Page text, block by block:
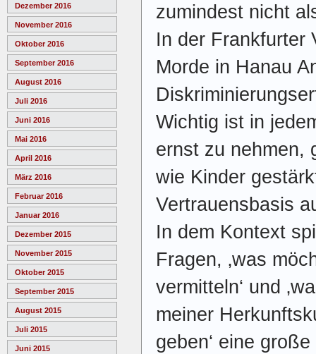
Dezember 2016
November 2016
Oktober 2016
September 2016
August 2016
Juli 2016
Juni 2016
Mai 2016
April 2016
März 2016
Februar 2016
Januar 2016
Dezember 2015
November 2015
Oktober 2015
September 2015
August 2015
Juli 2015
Juni 2015
zumindest nicht
In der Frankfurter
Morde in Hanau
Wichtig ist in
ernst zu nehmen,
wie Kinder
Vertrauensbasis
In dem Kontext
Fragen, ‚was
vermitteln‘ und
meiner
geben‘ eine